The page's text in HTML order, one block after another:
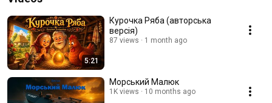
5:21
Курочка Ряба (авторська
версія)
87 views 1 month ago
Морський Малюк
1K views 10 months ago